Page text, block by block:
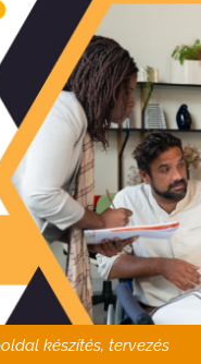
készítés, tervezés